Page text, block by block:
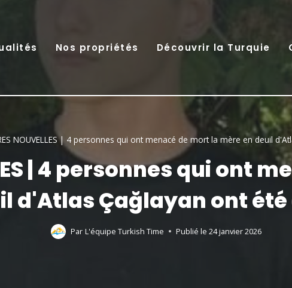
Nos propriétés Découvrir la Turquie
NOUVELLES | 4 personnes qui ont menacé de mort la mère en deuil
| 4 personnes qui ont
d'Atlas Çağlayan ont
Par L'équipe Turkish Time Publié le 24 janvier 2026